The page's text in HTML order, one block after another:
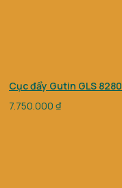
Cục đẩy Gutin GLS 8280
7.750.000 ₫